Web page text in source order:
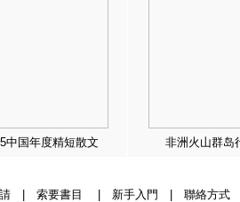
中国年度精短散文 非洲火山群岛
| 索要書目 新手入門 聯絡方式